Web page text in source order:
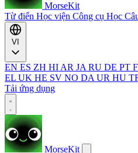
MorseKit
Từ điển Học viện Công cụ Học
EN ES ZH HI AR JA RU DE PT
EL UK HE SV NO DA UR HU
Tải ứng dụng
MorseKit